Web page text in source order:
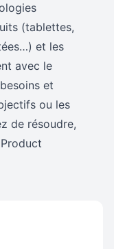
(tablettes,
et les
avec le
et
ou les
de résoudre,